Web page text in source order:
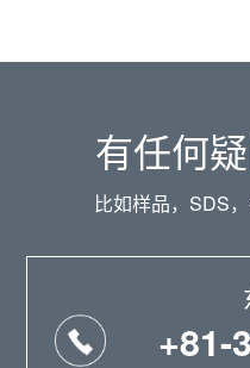
有任何
比如样品，SDS
+81-